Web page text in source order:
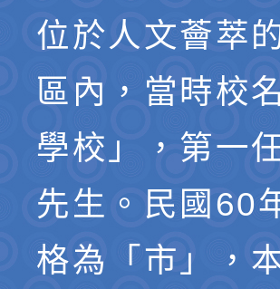
位於人文薈萃
區內，當時校
學校」，第一
先生。民國60
格為「市」，